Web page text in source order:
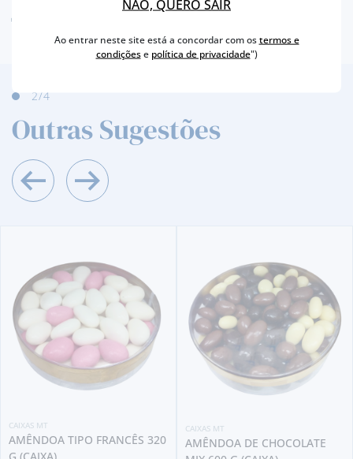
AVISO ALERGÉNEO
2/4
Outras Sugestões
CAIXAS MT
AMÊNDOA TIPO FRANCÊS 320
CAIXAS MT
AMÊNDOA DE CHOCOLATE
NÃO, QUERO SAIR
Ao entrar neste site está a concordar com ostermos e
condiçõese política de privacidade")